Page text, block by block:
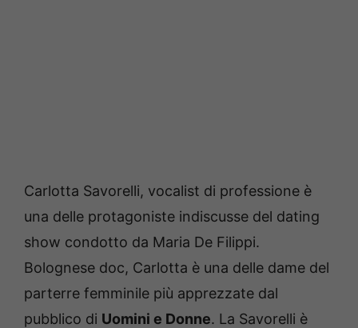
Carlotta Savorelli, vocalist di professione è
una delle protagoniste indiscusse del dating
show condotto da Maria De Filippi.
Bolognese doc, Carlotta è una delle dame del
parterre femminile più apprezzate dal
pubblico di Uomini e Donne. La Savorelli è